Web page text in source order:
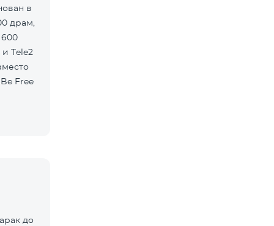
в
драм,
Tele2
Free
до